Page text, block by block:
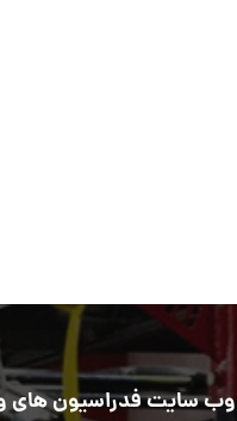
وب سایت فدراسیون های